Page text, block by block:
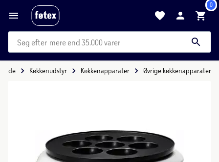
0
mere end 35.000 varer
Køkkenudstyr Køkkenapparater Øvrige køkkenapparater